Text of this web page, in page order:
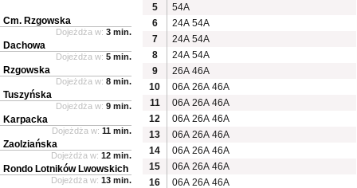
5
54A
6
24A 54A
7
24A 54A
8
24A 54A
9
26A 46A
10
06A 26A 46A
11
06A 26A 46A
12
06A 26A 46A
13
06A 26A 46A
14
06A 26A 46A
15
06A 26A 46A
16
06A 26A 46A
Cm. Rzgowska
Dojeżdża w: 3 min.
Dachowa
Dojeżdża w: 5 min.
Rzgowska
Dojeżdża w: 8 min.
Tuszyńska
Dojeżdża w: 9 min.
Karpacka
Dojeżdża w: 11 min.
Zaolziańska
Dojeżdża w: 12 min.
Rondo Lotników Lwowskich
Dojeżdża w: 13 min.